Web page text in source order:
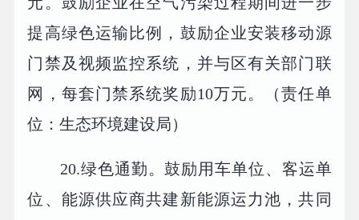
提高绿色运输比例，鼓励企业安装移动源
门禁及视频监控系统，并与区有关部门联
网，每套门禁系统奖励10万元。（责任单
位：生态环境建设局）
20.绿色通勤。鼓励用车单位、客运单
位、能源供应商共建新能源运力池，共同